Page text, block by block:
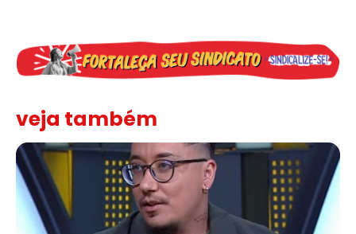
veja também
Solidariedade ao jornalista Caê Vasconcelos e repúdio aos